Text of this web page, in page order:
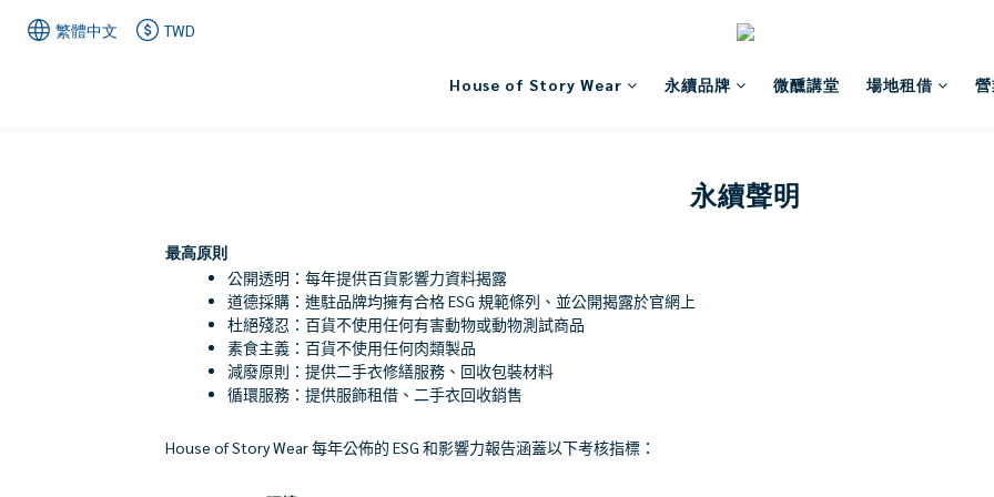
繁體中文 TWD
House of Story Wear 永續品牌 微醺講堂 場地租借
永續聲明
最高原則
公開透明：每年提供百貨影響力資料揭露
道德採購：進駐品牌均擁有合格ESG 規範條列、並公開揭露於官網上
杜絕殘忍：百貨不使用任何有害動物或動物測試商品
素食主義：百貨不使用任何肉類製品
減廢原則：提供二手衣修繕服務、回收包裝材料
循環服務：提供服飾租借、二手衣回收銷售
House of Story Wear每年公佈的 ESG 和影響力報告涵蓋以下考核指標：